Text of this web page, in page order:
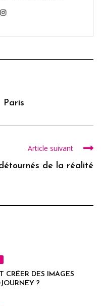
Paris
Article suivant
de la réalité
CRÉER DES IMAGES
?